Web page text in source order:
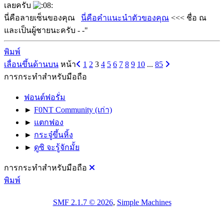
เลยครับ
นี่คือลายเซ็นของคุณ นี่คือคำแนะนำตัวของคุณ <<< ชื่อ ณ
และเป็นผู้ชายนะครับ - -"
พิมพ์
เลื่อนขึ้นด้านบน หน้า 1 2 3 4 5 6 7 8 9 10 ... 85
การกระทำสำหรับมือถือ
ฟอนต์ฟอรั่ม
► F0NT Community (เก่า)
► แตกฟอง
► กระจู๋ขึ้นหิ้ง
► ดูซิ จะรู้จักมั้ย
การกระทำสำหรับมือถือ
พิมพ์
SMF 2.1.7 © 2026, Simple Machines